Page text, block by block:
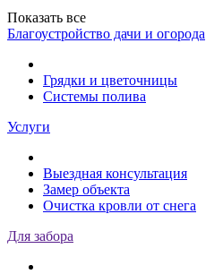
Показать все
Благоустройство дачи и огорода
Грядки и цветочницы
Системы полива
Услуги
Выездная консультация
Замер объекта
Очистка кровли от снега
Для забора